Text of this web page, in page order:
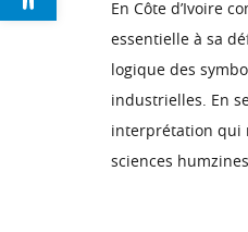
En Côte d’Ivoire
essentielle à sa
logique des
industrielles. En
interprétation qui
sciences